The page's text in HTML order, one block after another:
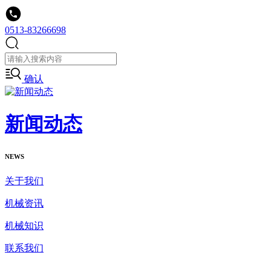
0513-83266698
确认
新闻动态
NEWS
关于我们
机械资讯
机械知识
联系我们